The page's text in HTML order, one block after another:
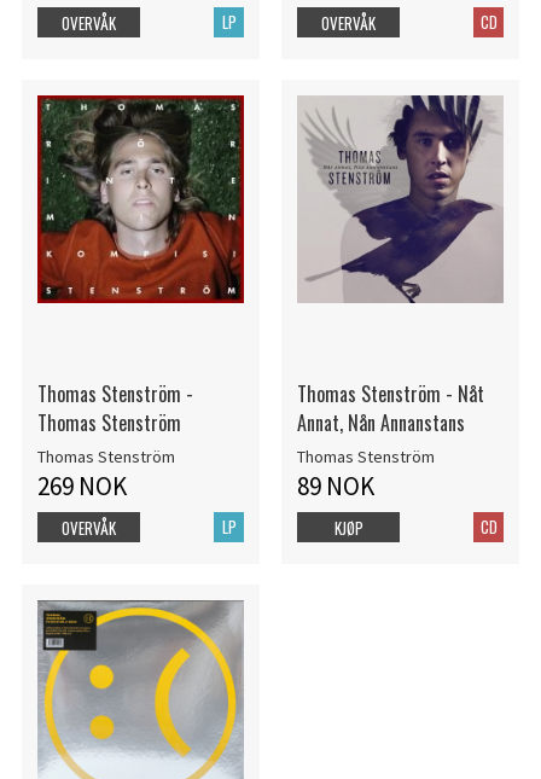
LP
OVERVÅK CD
OVERVÅK
Thomas Stenström -
Thomas Stenström
Thomas Stenström
269 NOK
LP
OVERVÅK
Thomas Stenström - Nåt
Annat, Nån Annanstans
Thomas Stenström
89 NOK
CD
KJØP